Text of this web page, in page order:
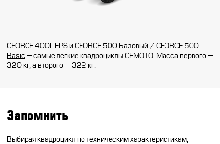
CFORCE 400L EPSиCFORCE 500 Базовый / CFORCE 500
Basic — самые легкие квадроциклы CFMOTO. Масса первого —
320 кг, а второго — 322 кг.
Запомнить
Выбирая квадроцикл по техническим характеристикам,